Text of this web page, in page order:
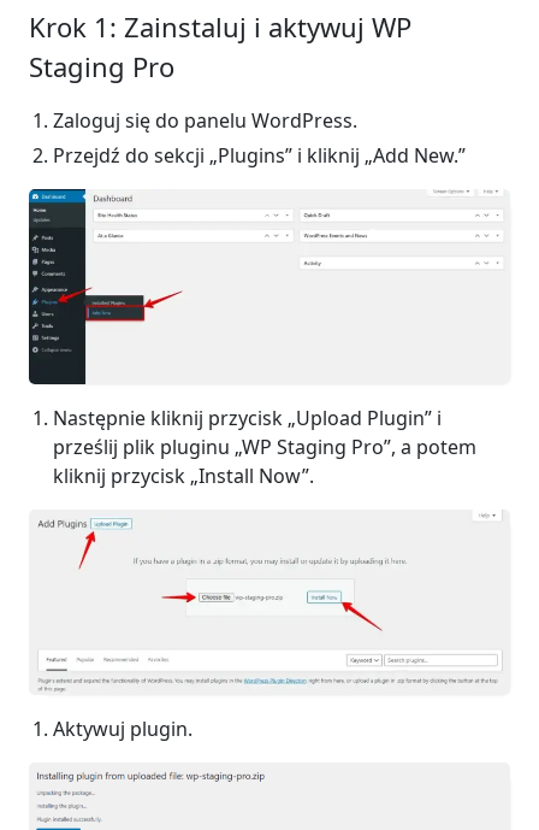
Krok 1: Zainstaluj i aktywuj WP
Staging Pro
Zaloguj się do panelu WordPress.
Przejdź do sekcji „Plugins” i kliknij „Add New.”
Następnie kliknij przycisk „Upload Plugin” i
prześlij plik pluginu „WP Staging Pro”, a potem
kliknij przycisk „Install Now”.
Aktywuj plugin.